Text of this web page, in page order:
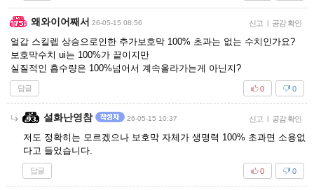
왜와이어째서 26-05-15 08:56 신고 | 공감 확인
얼갑 스킬렙 상승으로인한 추가보호막 100% 초과는 없는 수치인가요?
보호막수치 ui는 100%가 끝이지만
실질적인 흡수량은 100%넘어서 계속올라가는게 아닌지?
답글 0
0
설화난영참 26-05-15 10:37 신고 | 공감 확인
저도 정확히는 모르겠으나 보호막 자체가 생명력 100% 초과면 소용없
다고 들었습니다.
답글 0
0